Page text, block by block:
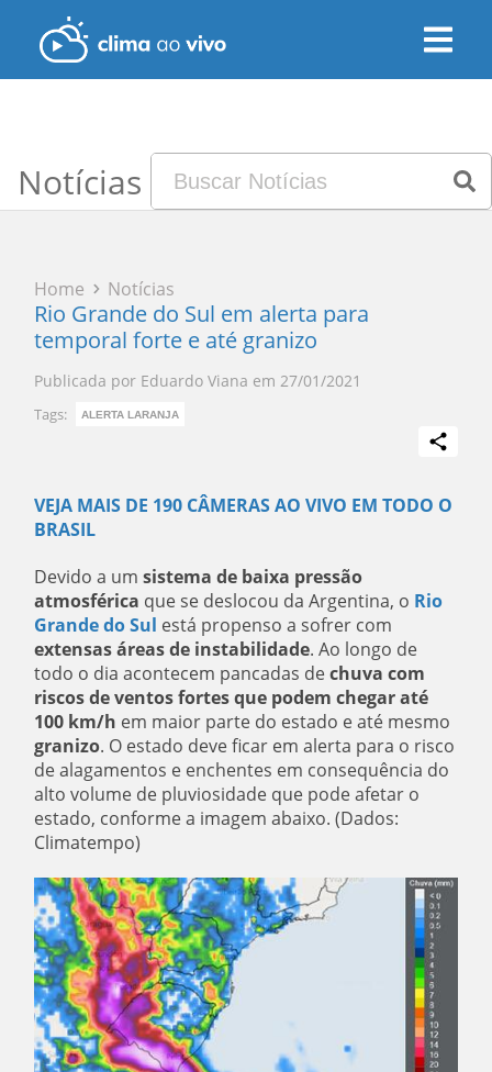
Notícias
Home Notícias
Rio Grande do Sul em alerta para
temporal forte e até granizo
Publicada por Eduardo Viana em 27/01/2021
Tags: ALERTA LARANJA
VEJA MAIS DE 190 CÂMERAS AO VIVO EM TODO O
BRASIL
Devido a umsistema de baixa pressão
atmosférica que se deslocou da Argentina, o Rio
Grande do Sul está propenso a sofrer com
extensas áreas de instabilidade. Ao longo de
todo o dia acontecem pancadas dechuva com
riscos de ventos fortes que podem chegar até
100 km/h em maior parte do estado e até mesmo
granizo. O estado deve ficar em alerta para o risco
de alagamentos e enchentes em consequência do
alto volume de pluviosidade que pode afetar o
estado, conforme a imagem abaixo. (Dados:
Climatempo)